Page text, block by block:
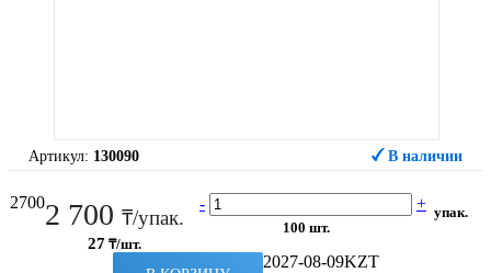
Артикул: 130090 В наличии
27002 700 ₸/упак.
27 ₸/шт.
- +
100 шт.
упак.
2027-08-09KZT